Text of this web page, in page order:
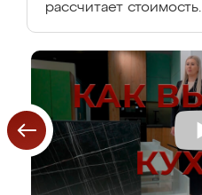
рассчитает стоимость.